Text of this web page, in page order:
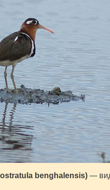
benghalensis)— вид